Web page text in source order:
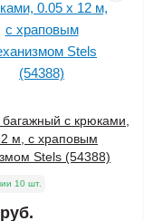
с крюками,
м, с храповым
Stels (54388)
10 шт.